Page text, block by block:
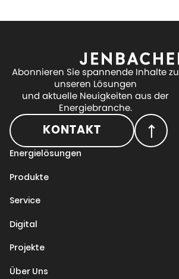
Abonnieren Sie spannende Inhalte zu
unseren Lösungen
und aktuelle Neuigkeiten aus der
Energiebranche.
KONTAKT
Energielösungen
Produkte
Service
Digital
Projekte
Über Uns